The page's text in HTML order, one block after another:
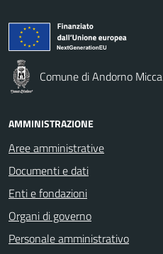
Comune di Andorno Micca
AMMINISTRAZIONE
Aree amministrative
Documenti e dati
Enti e fondazioni
Organi di governo
Personale amministrativo